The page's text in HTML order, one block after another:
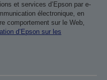
et services d’Epson par e-
électronique, en
comportement sur le Web,
d’Epson sur les